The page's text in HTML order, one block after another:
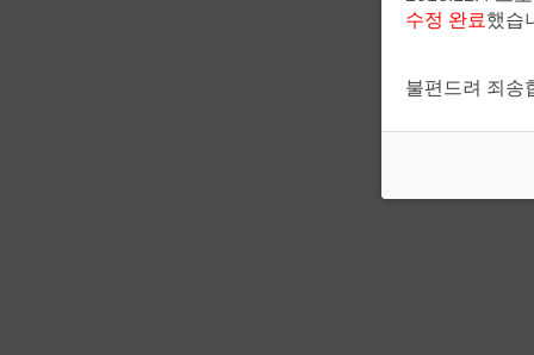
수정 완료했습
불편드려 죄송